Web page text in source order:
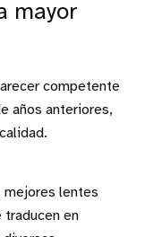
mayor
competente
años anteriores,
mejores lentes
traducen en